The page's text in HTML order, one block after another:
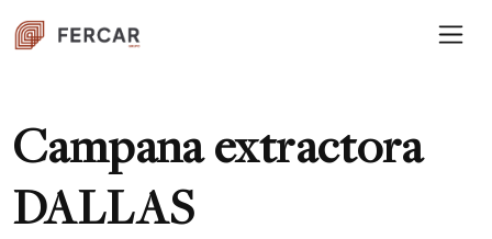
Campana extractora
DALLAS